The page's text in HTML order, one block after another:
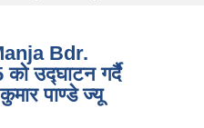
Bdr.
उद्घाटन गर्दै
पाण्डे ज्यू